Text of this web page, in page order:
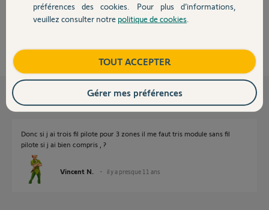
Contact
Cette réponse vous a-t-elle aidé ?
des internautes ont trouvé cette réponse utile
Les autres réponses
Donc si j ai trois fil pilote pour 3 zones il me faut tris module sans fil
pilote si j ai bien compris , ?
Vincent N. il y a presque 11 ans
préférences des cookies. Pour plus d’informations,
veuillez consulter notre politique de cookies
TOUT ACCEPTER
Gérer mes préférences